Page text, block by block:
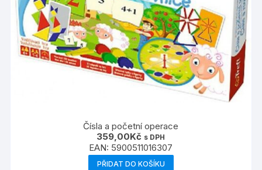
Čísla a početní operace
359,00Kč s DPH
EAN: 5900511016307
PŘIDAT DO KOŠÍKU